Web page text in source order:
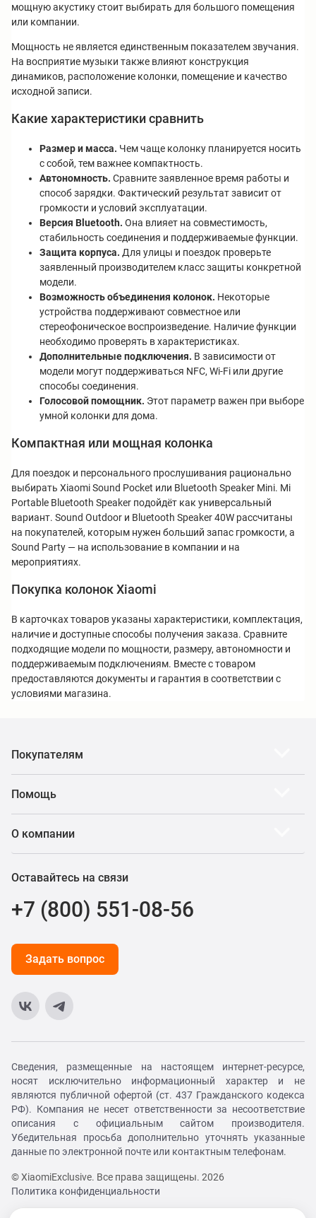
мощную акустику стоит выбирать для большого помещения
или компании.
Мощность не является единственным показателем звучания.
На восприятие музыки также влияют конструкция
динамиков, расположение колонки, помещение и качество
исходной записи.
Какие характеристики сравнить
Размер и масса. Чем чаще колонку планируется носить
с собой, тем важнее компактность.
Автономность. Сравните заявленное время работы и
способ зарядки. Фактический результат зависит от
громкости и условий эксплуатации.
Версия Bluetooth. Она влияет на совместимость,
стабильность соединения и поддерживаемые функции.
Защита корпуса. Для улицы и поездок проверьте
заявленный производителем класс защиты конкретной
модели.
Возможность объединения колонок. Некоторые
устройства поддерживают совместное или
стереофоническое воспроизведение. Наличие функции
необходимо проверять в характеристиках.
Дополнительные подключения. В зависимости от
модели могут поддерживаться NFC, Wi-Fi или другие
способы соединения.
Голосовой помощник. Этот параметр важен при выборе
умной колонки для дома.
Компактная или мощная колонка
Для поездок и персонального прослушивания рационально
выбирать Xiaomi Sound Pocket или Bluetooth Speaker Mini. Mi
Portable Bluetooth Speaker подойдёт как универсальный
вариант. Sound Outdoor и Bluetooth Speaker 40W рассчитаны
на покупателей, которым нужен больший запас громкости, а
Sound Party — на использование в компании и на
мероприятиях.
Покупка колонок Xiaomi
В карточках товаров указаны характеристики, комплектация,
наличие и доступные способы получения заказа. Сравните
подходящие модели по мощности, размеру, автономности и
поддерживаемым подключениям. Вместе с товаром
предоставляются документы и гарантия в соответствии с
условиями магазина.
Покупателям
Помощь
О компании
Оставайтесь на связи
+7 (800) 551-08-56
Задать вопрос
Сведения, размещенные на настоящем интернет-ресурсе,
носят исключительно информационный характер и не
являются публичной офертой (ст. 437 Гражданского кодекса
РФ). Компания не несет ответственности за несоответствие
описания с официальным сайтом производителя.
Убедительная просьба дополнительно уточнять указанные
данные по электронной почте или контактным телефонам.
© XiaomiExclusive. Все права защищены. 2026
Политика конфиденциальности